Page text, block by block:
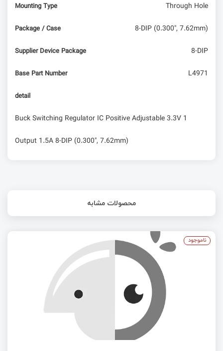
Mounting Type Through Hole
Package / Case 8-DIP (0.300", 7.62mm)
Supplier Device Package 8-DIP
Base Part Number L4971
detail
Buck Switching Regulator IC Positive Adjustable 3.3V 1
Output 1.5A 8-DIP (0.300", 7.62mm)
محصولات مشابه
ناموجود